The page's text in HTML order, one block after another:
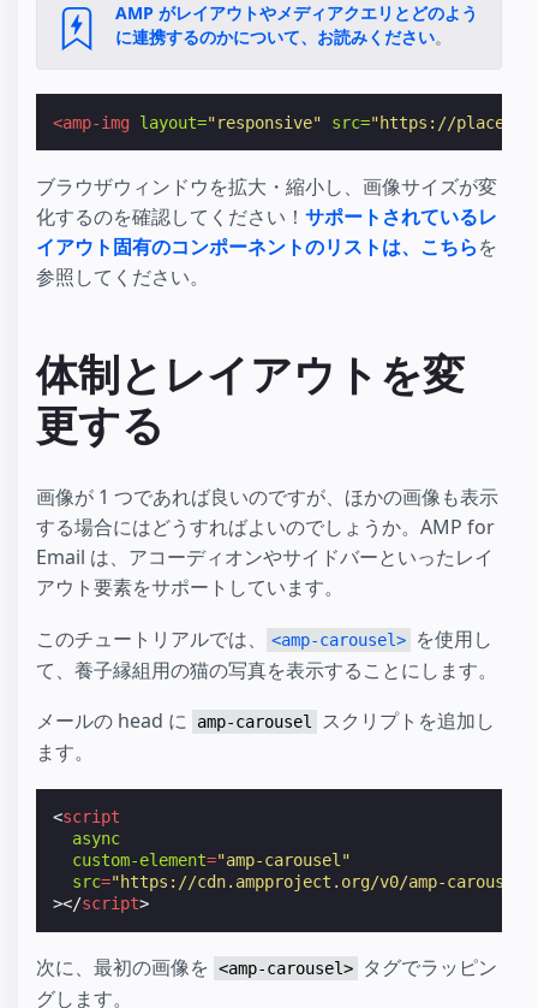
AMP がレイアウトやメディアクエリとどのよう
に連携するのかについて、お読みください。
<amp-img layout="responsive" src="https://
ブラウザウィンドウを拡大・縮小し、画像サイズが変
化するのを確認してください！ サポートされているレ
イアウト固有のコンポーネントのリストは、こちらを
参照してください。
体制とレイアウトを変
更する
画像が 1 つであれば良いのですが、ほかの画像も表示
する場合にはどうすればよいのでしょうか。AMP for
Email は、アコーディオンやサイドバーといったレイ
アウト要素をサポートしています。
このチュートリアルでは、
<amp-carousel>
を使用し
て、養子縁組用の猫の写真を表示することにします。
メールの head に
amp-carousel
スクリプトを追加し
ます。
<script
async
custom-element="amp-carousel"
src="https://cdn.ampproject.org/v0/amp-
></script>
次に、最初の画像を <amp-carousel>
タグでラッピン
グします。